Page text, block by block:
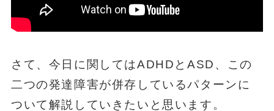
さて、今日に関してはADHDとASD、この
二つの発達障害が併存しているパターンに
ついて解説していきたいと思います。